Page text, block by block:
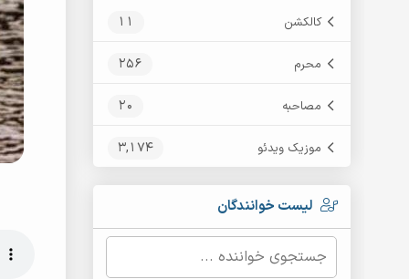
کالکشن 11
محرم 256
مصاحبه 20
موزیک ویدئو 3,174
لیست خوانندگان